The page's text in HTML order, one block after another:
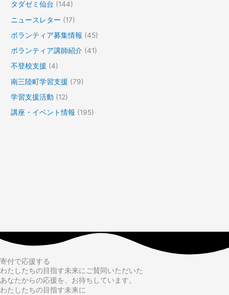
タダゼミ仙台 (144)
ニュースレター (17)
ボランティア募集情報 (45)
ボランティア講師紹介 (41)
不登校支援 (4)
南三陸町学習支援 (79)
学習支援活動 (12)
講座・イベント情報 (195)
寄付で応援する
わたしたちの目指す未来にご賛同いただいた
あなたからの応援を、お待ちしています。
わたしたちの目指す未来に